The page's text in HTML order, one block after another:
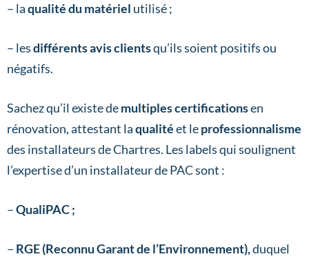
– laqualité du matériel utilisé ;
– lesdifférents avis clientsqu’ils soient positifs ou
négatifs.
Sachez qu’il existe demultiples certificationsen
rénovation, attestant laqualitéet leprofessionnalisme
des installateurs de Chartres. Les labels qui soulignent
l’expertise d’un installateur de PAC sont :
–QualiPAC ;
– RGE (Reconnu Garant de l’Environnement),duquel